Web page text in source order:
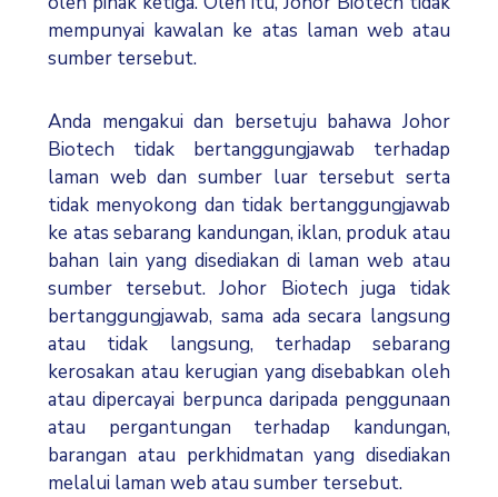
mempunyai kawalan ke atas laman web atau
sumber tersebut.
Anda mengakui dan bersetuju bahawa Johor
Biotech tidak bertanggungjawab terhadap
laman web dan sumber luar tersebut serta
tidak menyokong dan tidak bertanggungjawab
ke atas sebarang kandungan, iklan, produk atau
bahan lain yang disediakan di laman web atau
sumber tersebut. Johor Biotech juga tidak
bertanggungjawab, sama ada secara langsung
atau tidak langsung, terhadap sebarang
kerosakan atau kerugian yang disebabkan oleh
atau dipercayai berpunca daripada penggunaan
atau pergantungan terhadap kandungan,
barangan atau perkhidmatan yang disediakan
melalui laman web atau sumber tersebut.